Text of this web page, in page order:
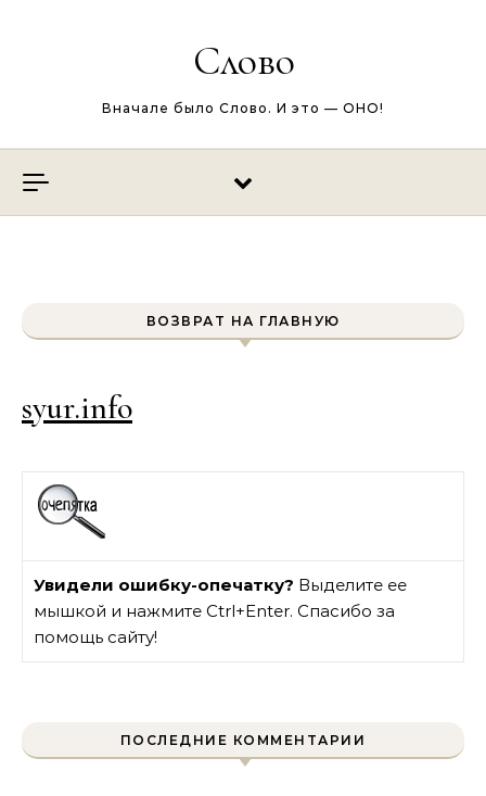
Слово
Вначале было Слово. И это — ОНО!
ВОЗВРАТ НА ГЛАВНУЮ
syur.info
Увидели ошибку-опечатку? Выделите ее
мышкой и нажмите Ctrl+Enter. Спасибо за
помощь сайту!
ПОСЛЕДНИЕ КОММЕНТАРИИ